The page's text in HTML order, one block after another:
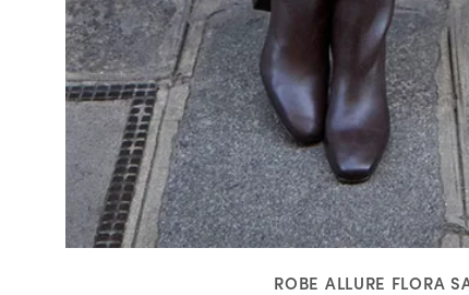
ROBE ALLURE FLORA